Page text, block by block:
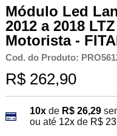
Módulo Led
2012 a 2018
Motorista -
Cod. do Produto:
R$ 262,90
10xde R$ 26,29
ou até 12xde R$